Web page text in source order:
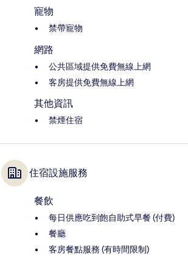
寵物
禁帶寵物
網路
公共區域提供免費無線上網
客房提供免費無線上網
其他資訊
禁煙住宿
住宿設施服務
餐飲
每日供應吃到飽自助式早餐 (付費)
餐廳
客房餐點服務 (有時間限制)